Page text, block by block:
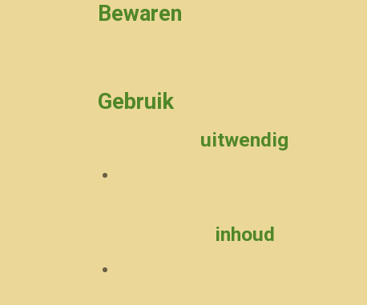
Bewaren
Gebruik
uitwendig
inhoud